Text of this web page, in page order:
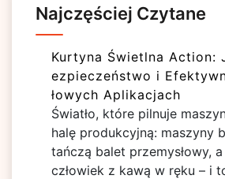
Najczęściej Czytane
Kurtyna Świetlna Action:
ezpieczeństwo i
łowych Aplikacjach
Światło, które pilnuje
halę produkcyjną: maszyny
tańczą balet przemysłowy,
człowiek z kawą w ręku – i